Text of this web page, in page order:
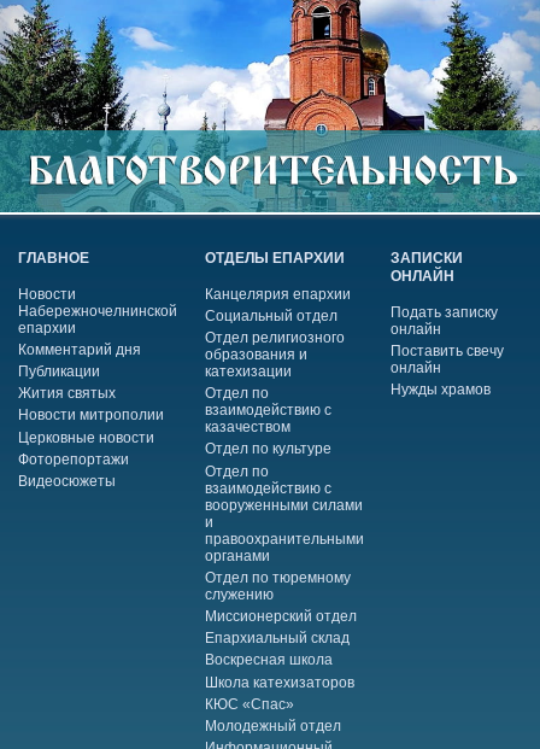
ГЛАВНОЕ
Новости
Набережночелнинской
епархии
Комментарий дня
Публикации
Жития святых
Новости митрополии
Церковные новости
Фоторепортажи
Видеосюжеты
ОТДЕЛЫ ЕПАРХИИ
Канцелярия епархии
Социальный отдел
Отдел религиозного
образования и
катехизации
Отдел по
взаимодействию с
казачеством
Отдел по культуре
Отдел по
взаимодействию с
вооруженными силами
и
правоохранительными
органами
Отдел по тюремному
служению
Миссионерский отдел
Епархиальный склад
Воскресная школа
Школа катехизаторов
КЮС «Спас»
Молодежный отдел
ЗАПИСКИ
ОНЛАЙН
Подать записку
онлайн
Поставить свечу
онлайн
Нужды храмов